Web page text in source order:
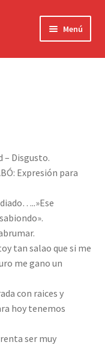
Menú
– Disgusto.
Expresión para
salao que si me
me gano un
con raices y
hoy tenemos
ser muy